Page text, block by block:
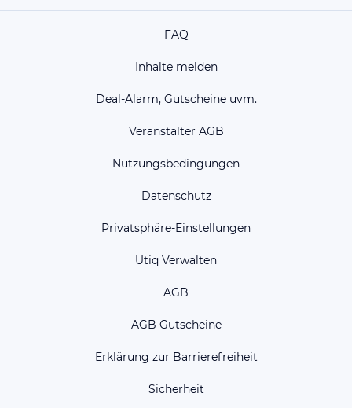
FAQ
Inhalte melden
Deal-Alarm, Gutscheine uvm.
Veranstalter AGB
Nutzungsbedingungen
Datenschutz
Privatsphäre-Einstellungen
Utiq Verwalten
AGB
AGB Gutscheine
Erklärung zur Barrierefreiheit
Sicherheit